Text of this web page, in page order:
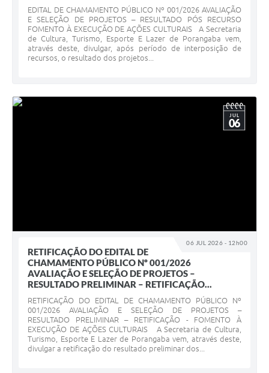
EDITAL DE CHAMAMENTO PÚBLICO Nº 001/2026 AVALIAÇÃO
E SELEÇÃO DE PROJETOS – RESULTADO PÓS RECURSO
FOMENTO À EXECUÇÃO DE AÇÕES CULTURAIS A Secretaria
de Cultura, Turismo, Esporte E Lazer de Porangaba vem,
através deste, divulgar, após período de interposição de
recursos, o resultado dos projetos...
06 JUL 2026 - 12h00
JUL
06
RETIFICAÇÃO DO EDITAL DE
CHAMAMENTO PÚBLICO Nº 001/2026
AVALIAÇÃO E SELEÇÃO DE PROJETOS –
RESULTADO PRELIMINAR – RETIFICAÇÃO...
RETIFICAÇÃO DO EDITAL DE CHAMAMENTO PÚBLICO Nº
001/2026 AVALIAÇÃO E SELEÇÃO DE PROJETOS –
RESULTADO PRELIMINAR – RETIFICAÇÃO - FOMENTO À
EXECUÇÃO DE AÇÕES CULTURAIS A Secretaria de Cultura,
Turismo, Esporte E Lazer de Porangaba vem, através deste,
divulgar a retificação do resultado preliminar dos...